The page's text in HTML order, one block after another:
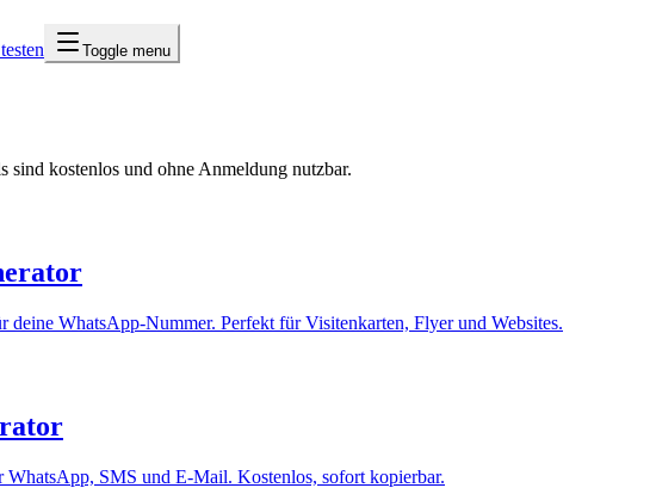
Toggle menu
sind kostenlos und ohne Anmeldung nutzbar.
WhatsApp-Nummer. Perfekt für Visitenkarten, Flyer und Websites.
SMS und E-Mail. Kostenlos, sofort kopierbar.